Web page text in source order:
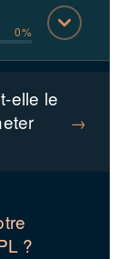
0%
elle le
→
?